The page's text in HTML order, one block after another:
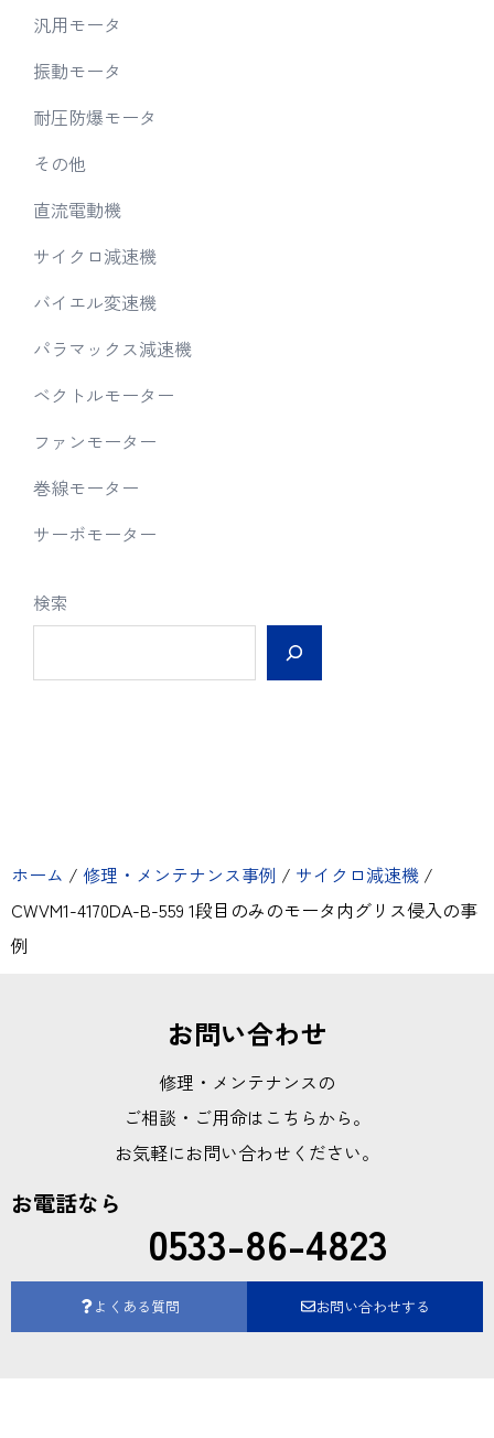
汎用モータ
振動モータ
耐圧防爆モータ
その他
直流電動機
サイクロ減速機
バイエル変速機
パラマックス減速機
ベクトルモーター
ファンモーター
巻線モーター
サーボモーター
検索
ホーム / 修理・メンテナンス事例 / サイクロ減速機 /
CWVM1-4170DA-B-559 1段目のみのモータ内グリス侵入の事
例
お問い合わせ
修理・メンテナンスの
ご相談・ご用命はこちらから。
お気軽にお問い合わせください。
お電話なら
0533-86-4823
よくある質問 お問い合わせする